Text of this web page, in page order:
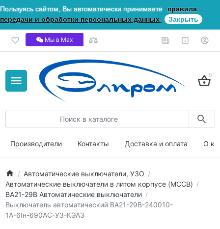
Пользуясь сайтом, Вы автоматически принимаете
правила
передачи и обработки персональных данных
Закрыть
Мы в Мах
0
Производители Контакты Доставка и оплата О
Автоматические выключатели, УЗО
Автоматические выключатели в литом корпусе (MCCB)
ВА21-29В Автоматические выключатели
Выключатель автоматический ВА21-29В-240010-
1А-6Iн-690AC-У3-КЭАЗ